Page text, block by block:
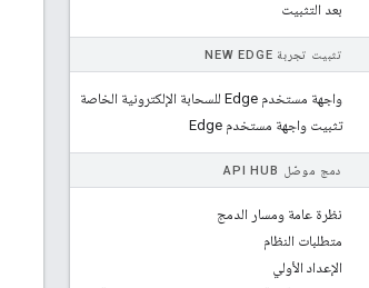
بعد التثبيت
تثبيت تجربة NEW EDGE
واجهة مستخدم Edge للسحابة الإلكترونية الخاصة
تثبيت واجهة مستخدم Edge
دمج موصّل API HUB
نظرة عامة ومسار الدمج
متطلبات النظام
الإعداد الأولي